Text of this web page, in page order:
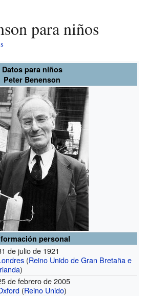
para niños
Datos para niños
Peter Benenson
personal
de julio de 1921
(Reino Unido de Gran Bretaña e
)
de febrero de 2005
(Reino Unido)